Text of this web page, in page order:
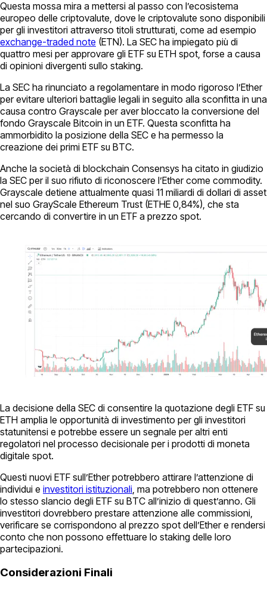
Questa mossa mira a mettersi al passo con l’ecosistema
europeo delle criptovalute, dove le criptovalute sono disponibili
per gli investitori attraverso titoli strutturati, come ad esempio
exchange-traded note (ETN). La SEC ha impiegato più di
quattro mesi per approvare gli ETF su ETH spot, forse a causa
di opinioni divergenti sullo staking.
La SEC ha rinunciato a regolamentare in modo rigoroso l’Ether
per evitare ulteriori battaglie legali in seguito alla sconfitta in una
causa contro Grayscale per aver bloccato la conversione del
fondo Grayscale Bitcoin in un ETF. Questa sconfitta ha
ammorbidito la posizione della SEC e ha permesso la
creazione dei primi ETF su BTC.
Anche la società di blockchain Consensys ha citato in giudizio
la SEC per il suo rifiuto di riconoscere l’Ether come commodity.
Grayscale detiene attualmente quasi 11 miliardi di dollari di asset
nel suo GrayScale Ethereum Trust (ETHE 0,84%), che sta
cercando di convertire in un ETF a prezzo spot.
La decisione della SEC di consentire la quotazione degli ETF su
ETH amplia le opportunità di investimento per gli investitori
statunitensi e potrebbe essere un segnale per altri enti
regolatori nel processo decisionale per i prodotti di moneta
digitale spot.
Questi nuovi ETF sull’Ether potrebbero attirare l’attenzione di
individui e investitori istituzionali , ma potrebbero non ottenere
lo stesso slancio degli ETF su BTC all’inizio di quest’anno. Gli
investitori dovrebbero prestare attenzione alle commissioni,
verificare se corrispondono al prezzo spot dell’Ether e rendersi
conto che non possono effettuare lo staking delle loro
partecipazioni.
Considerazioni Finali